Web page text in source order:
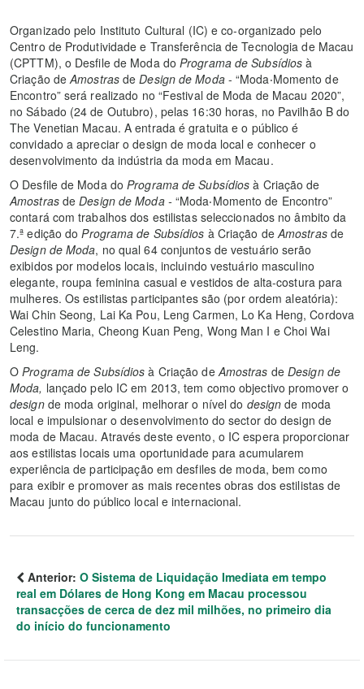
Organizado pelo Instituto Cultural (IC) e co-organizado pelo
Centro de Produtividade e Transferência de Tecnologia de Macau
(CPTTM), o Desfile de Moda doPrograma de Subsídios à
Criação de Amostras de Design de Moda- “Moda‧Momento de
Encontro” será realizado no “Festival de Moda de Macau 2020”,
no Sábado (24 de Outubro), pelas 16:30 horas, no Pavilhão B do
The Venetian Macau. A entrada é gratuita e o público é
convidado a apreciar o design de moda local e conhecer o
desenvolvimento da indústria da moda em Macau.
O Desfile de Moda doPrograma de Subsídios à Criação de
Amostras de Design de Moda - “Moda‧Momento de Encontro”
contará com trabalhos dos estilistas seleccionados no âmbito da
7.ª edição doPrograma de Subsídios à Criação de Amostras de
Design de Moda, no qual 64 conjuntos de vestuário serão
exibidos por modelos locais, incluindo vestuário masculino
elegante, roupa feminina casual e vestidos de alta-costura para
mulheres. Os estilistas participantes são (por ordem aleatória):
Wai Chin Seong, Lai Ka Pou, Leng Carmen, Lo Ka Heng, Cordova
Celestino Maria, Cheong Kuan Peng, Wong Man I e Choi Wai
Leng.
OPrograma de Subsídios à Criação de Amostras de Design de
Moda, lançado pelo IC em 2013, tem como objectivo promover o
designde moda original, melhorar o nível do design de moda
local e impulsionar o desenvolvimento do sector do design de
moda de Macau. Através deste evento, o IC espera proporcionar
aos estilistas locais uma oportunidade para acumularem
experiência de participação em desfiles de moda, bem como
para exibir e promover as mais recentes obras dos estilistas de
Macau junto do público local e internacional.
Anterior: O Sistema de Liquidação Imediata em tempo
real em Dólares de Hong Kong em Macau processou
transacções de cerca de dez mil milhões, no primeiro dia
do início do funcionamento